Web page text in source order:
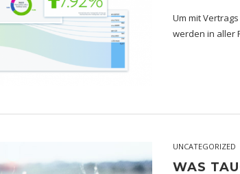
Um mit
werden in aller
UNCATEGORIZED
WAS